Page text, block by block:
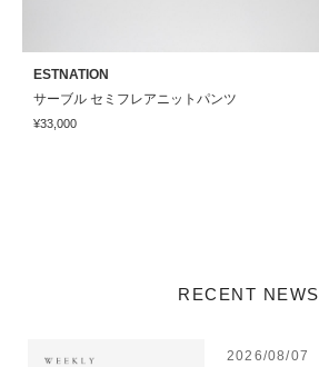
ESTNATION
サーブル セミフレアニットパンツ
¥33,000
RECENT NEWS
2026/08/07